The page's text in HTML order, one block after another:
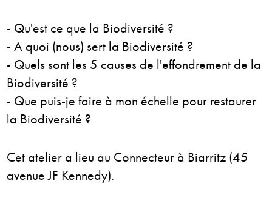
- Qu'est ce que la Biodiversité ?
- A quoi (nous) sert la Biodiversité ?
- Quels sont les 5 causes de l'effondrement de la
Biodiversité ?
- Que puis-je faire à mon échelle pour restaurer
la Biodiversité ?
Cet atelier a lieu au Connecteur à Biarritz (45
avenue JF Kennedy).